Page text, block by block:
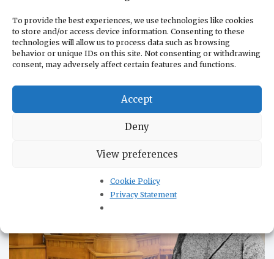
To provide the best experiences, we use technologies like cookies
to store and/or access device information. Consenting to these
technologies will allow us to process data such as browsing
behavior or unique IDs on this site. Not consenting or withdrawing
consent, may adversely affect certain features and functions.
Accept
Deny
View preferences
Cookie Policy
Privacy Statement
О нас
Редакция
В помощь бизнесу
Политика конфиденциальности